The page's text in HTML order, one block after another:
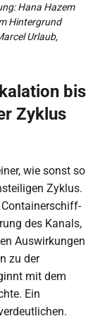
Hana Hazem
Hintergrund
Urlaub,
bis
Zyklus
wie sonst so
Zyklus.
Containerschiff-
des Kanals,
Auswirkungen
zu der
mit dem
Ein